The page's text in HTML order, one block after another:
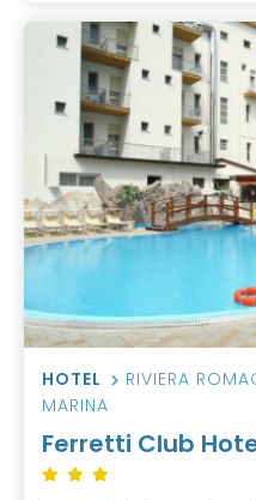
HOTEL RIVIERA
MARINA
Ferretti Club